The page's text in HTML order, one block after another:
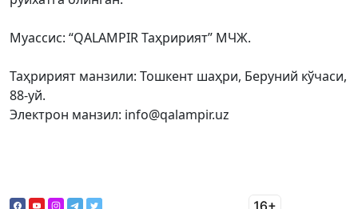
Муассис: “QALAMPIR Таҳририят” МЧЖ.
Таҳририят манзили: Тошкент шаҳри, Беруний кўчаси,
88-уй.
Электрон манзил: info@qalampir.uz